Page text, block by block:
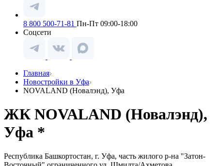
8 800 500-71-81 Пн-Пт 09:00-18:00
Соцсети
Главная
Новостройки в Уфа
NOVALAND (Новалэнд), Уфа
ЖК NOVALAND (Новалэнд),
Уфа *
Республика Башкортостан, г. Уфа, часть жилого р-на "Затон-